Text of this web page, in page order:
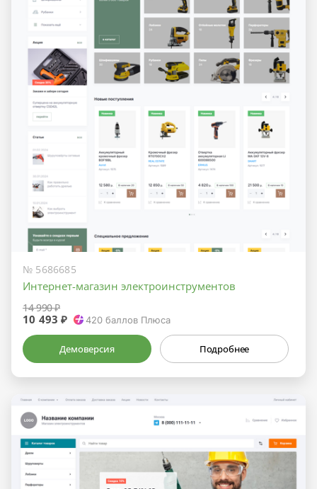
№ 5686685
Интернет-магазин электроинструментов
14 990 ₽
10 493 ₽ 420баллов Плюса
Демоверсия Подробнее